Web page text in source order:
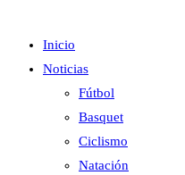
Inicio
Noticias
Fútbol
Basquet
Ciclismo
Natación